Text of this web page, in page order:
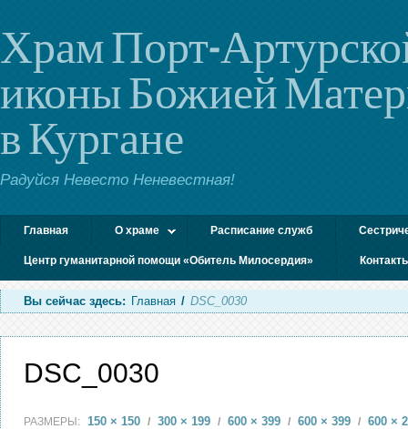
Храм Порт-
иконы Божией
в Кургане
Радуйся Невесто Неневестная!
Главная О храме Расписание служб
Центр гуманитарной помощи «Обитель Милосердия»
Вы сейчас здесь: Главная / DSC_0030
DSC_0030
РАЗМЕРЫ: 150 × 150 / 300 × 199 / 600 × 399 / 600 × 399 / 600 ×